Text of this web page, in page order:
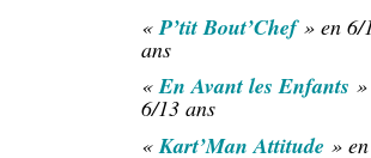
« P’tit Bout’Chef» en 6/
ans
« En Avant les Enfants
6/13 ans
« Kart’Man Attitude » en